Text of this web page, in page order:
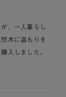
、一人暮らし
木に温もりを
入しました。